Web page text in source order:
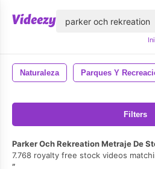
Naturaleza Parques Y
Filters
Parker Och Rekreation Metraje De
7.768 royalty free stock videos